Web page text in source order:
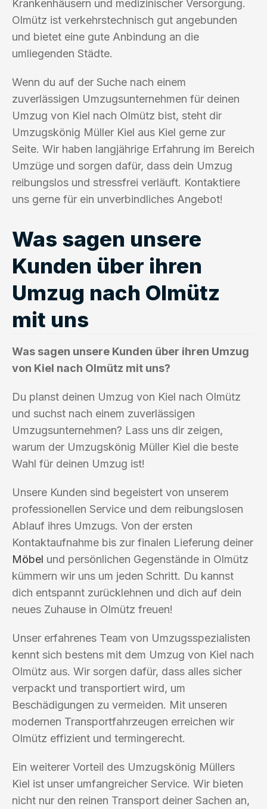
Krankenhäusern und medizinischer Versorgung.
Olmütz ist verkehrstechnisch gut angebunden
und bietet eine gute Anbindung an die
umliegenden Städte.
Wenn du auf der Suche nach einem
zuverlässigen Umzugsunternehmen für deinen
Umzug von Kiel nach Olmütz bist, steht dir
Umzugskönig Müller Kiel aus Kiel gerne zur
Seite. Wir haben langjährige Erfahrung im Bereich
Umzüge und sorgen dafür, dass dein Umzug
reibungslos und stressfrei verläuft. Kontaktiere
uns gerne für ein unverbindliches Angebot!
Was sagen unsere
Kunden über ihren
Umzug nach Olmütz
mit uns
Was sagen unsere Kunden über ihren Umzug
von Kiel nach Olmütz mit uns?
Du planst deinen Umzug von Kiel nach Olmütz
und suchst nach einem zuverlässigen
Umzugsunternehmen? Lass uns dir zeigen,
warum der Umzugskönig Müller Kiel die beste
Wahl für deinen Umzug ist!
Unsere Kunden sind begeistert von unserem
professionellen Service und dem reibungslosen
Ablauf ihres Umzugs. Von der ersten
Kontaktaufnahme bis zur finalen Lieferung deiner
Möbel und persönlichen Gegenstände in Olmütz
kümmern wir uns um jeden Schritt. Du kannst
dich entspannt zurücklehnen und dich auf dein
neues Zuhause in Olmütz freuen!
Unser erfahrenes Team von Umzugsspezialisten
kennt sich bestens mit dem Umzug von Kiel nach
Olmütz aus. Wir sorgen dafür, dass alles sicher
verpackt und transportiert wird, um
Beschädigungen zu vermeiden. Mit unseren
modernen Transportfahrzeugen erreichen wir
Olmütz effizient und termingerecht.
Ein weiterer Vorteil des Umzugskönig Müllers
Kiel ist unser umfangreicher Service. Wir bieten
nicht nur den reinen Transport deiner Sachen an,